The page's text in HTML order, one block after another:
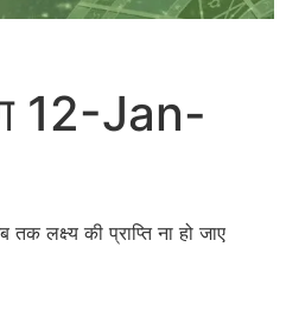
12-Jan-
लक्ष्य की प्राप्ति ना हो जाए